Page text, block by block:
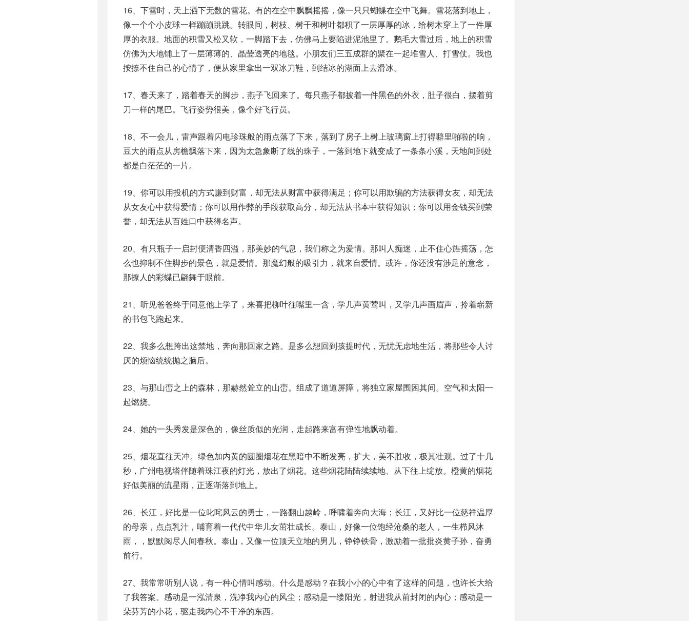
16、下雪时，天上洒下无数的雪花。有的在空中飘飘摇摇，像一只只蝴蝶在空中飞舞。雪花落到地上，
像一个个小皮球一样蹦蹦跳跳。转眼间，树枝、树干和树叶都积了一层厚厚的冰，给树木穿上了一件厚
厚的衣服。地面的积雪又松又软，一脚踏下去，仿佛马上要陷进泥池里了。鹅毛大雪过后，地上的积雪
仿佛为大地铺上了一层薄薄的、晶莹透亮的地毯。小朋友们三五成群的聚在一起堆雪人、打雪仗。我也
按捺不住自己的心情了，便从家里拿出一双冰刀鞋，到结冰的湖面上去滑冰。
17、春天来了，踏着春天的脚步，燕子飞回来了。每只燕子都披着一件黑色的外衣，肚子很白，摆着剪
刀一样的尾巴。飞行姿势很美，像个好飞行员。
18、不一会儿，雷声跟着闪电珍珠般的雨点落了下来，落到了房子上树上玻璃窗上打得噼里啪啦的响，
豆大的雨点从房檐飘落下来，因为太急象断了线的珠子，一落到地下就变成了一条条小溪，天地间到处
都是白茫茫的一片。
19、你可以用投机的方式赚到财富，却无法从财富中获得满足；你可以用欺骗的方法获得女友，却无法
从女友心中获得爱情；你可以用作弊的手段获取高分，却无法从书本中获得知识；你可以用金钱买到荣
誉，却无法从百姓口中获得名声。
20、有只瓶子一启封便清香四溢，那美妙的气息，我们称之为爱情。那叫人痴迷，止不住心旌摇荡，怎
么也抑制不住脚步的景色，就是爱情。那魔幻般的吸引力，就来自爱情。或许，你还没有涉足的意念，
那撩人的彩蝶已翩舞于眼前。
21、听见爸爸终于同意他上学了，来喜把柳叶往嘴里一含，学几声黄莺叫，又学几声画眉声，拎着崭新
的书包飞跑起来。
22、我多么想跨出这禁地，奔向那回家之路。是多么想回到孩提时代，无忧无虑地生活，将那些令人讨
厌的烦恼统统抛之脑后。
23、与那山峦之上的森林，那赫然耸立的山峦。组成了道道屏障，将独立家屋围困其间。空气和太阳一
起燃烧。
24、她的一头秀发是深色的，像丝质似的光润，走起路来富有弹性地飘动着。
25、烟花直往天冲。绿色加内黄的圆圈烟花在黑暗中不断发亮，扩大，美不胜收，极其壮观。过了十几
秒，广州电视塔伴随着珠江夜的灯光，放出了烟花。这些烟花陆陆续续地、从下往上绽放。橙黄的烟花
好似美丽的流星雨，正逐渐落到地上。
26、长江，好比是一位叱咤风云的勇士，一路翻山越岭，呼啸着奔向大海；长江，又好比一位慈祥温厚
的母亲，点点乳汁，哺育着一代代中华儿女茁壮成长。泰山，好像一位饱经沧桑的老人，一生栉风沐
雨，，默默阅尽人间春秋。泰山，又像一位顶天立地的男儿，铮铮铁骨，激励着一批批炎黄子孙，奋勇
前行。
27、我常常听别人说，有一种心情叫感动。什么是感动？在我小小的心中有了这样的问题，也许长大给
了我答案。感动是一泓清泉，洗净我内心的风尘；感动是一缕阳光，射进我从前封闭的内心；感动是一
朵芬芳的小花，驱走我内心不干净的东西。